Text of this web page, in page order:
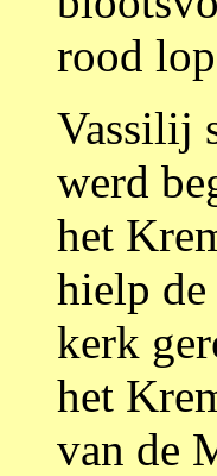
rood
Vassilij
werd
het
hielp de
kerk
het
van de